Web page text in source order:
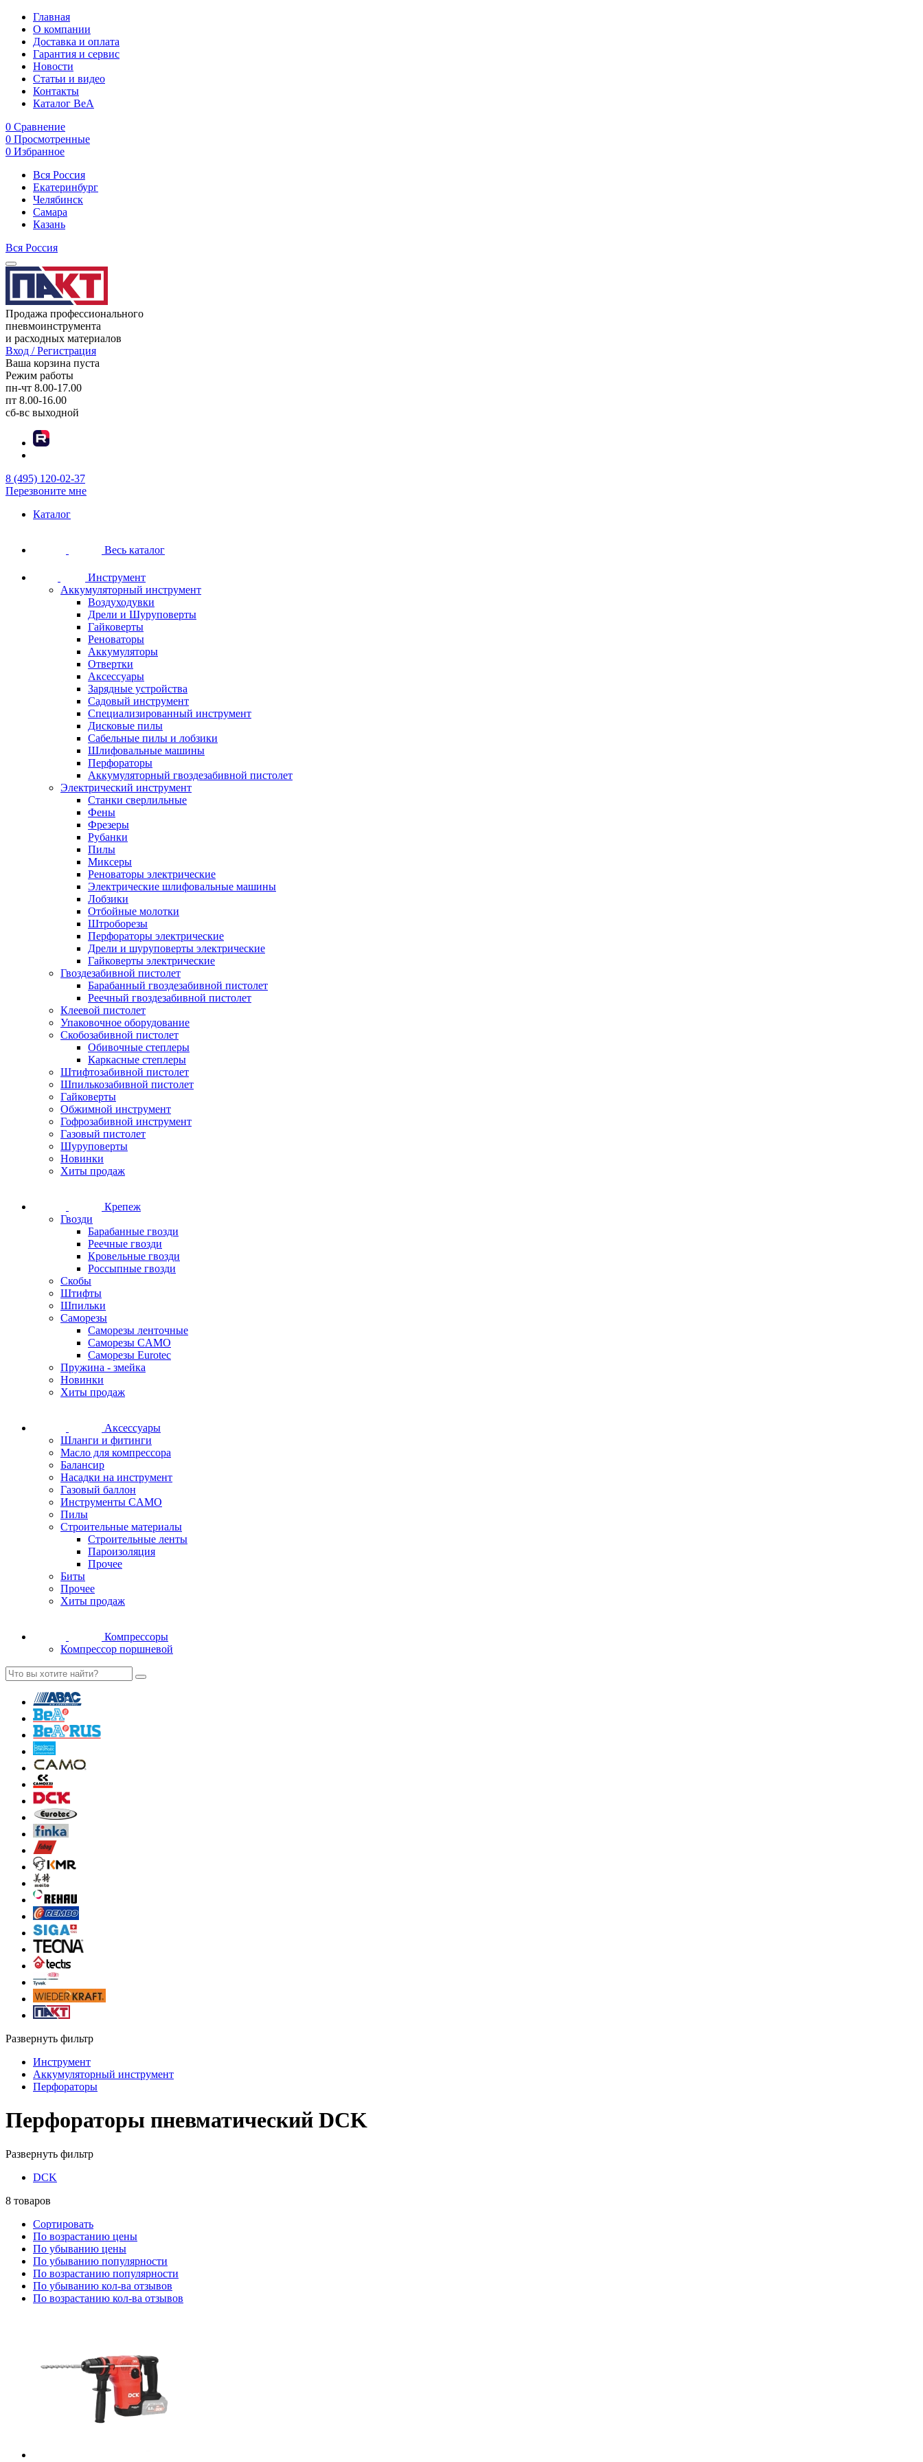
Главная
О компании
Доставка и оплата
Гарантия и сервис
Новости
Статьи и видео
Контакты
Каталог BeA
0 Сравнение
0 Просмотренные
0 Избранное
Вся Россия
Екатеринбург
Челябинск
Самара
Казань
Вся Россия
Продажа профессионального
пневмоинструмента
и расходных материалов
Вход / Регистрация
Ваша корзина пуста
Режим работы
пн-чт 8.00-17.00
пт 8.00-16.00
сб-вс выходной
8 (495) 120-02-37
Перезвоните мне
Каталог
Весь каталог
Инструмент
Аккумуляторный инструмент
Воздуходувки
Дрели и Шуруповерты
Гайковерты
Реноваторы
Аккумуляторы
Отвертки
Аксессуары
Зарядные устройства
Садовый инструмент
Специализированный инструмент
Дисковые пилы
Сабельные пилы и лобзики
Шлифовальные машины
Перфораторы
Аккумуляторный гвоздезабивной пистолет
Электрический инструмент
Станки сверлильные
Фены
Фрезеры
Рубанки
Пилы
Миксеры
Реноваторы электрические
Электрические шлифовальные машины
Лобзики
Отбойные молотки
Штроборезы
Перфораторы электрические
Дрели и шуруповерты электрические
Гайковерты электрические
Гвоздезабивной пистолет
Барабанный гвоздезабивной пистолет
Реечный гвоздезабивной пистолет
Клеевой пистолет
Упаковочное оборудование
Скобозабивной пистолет
Обивочные степлеры
Каркасные степлеры
Штифтозабивной пистолет
Шпилькозабивной пистолет
Гайковерты
Обжимной инструмент
Гофрозабивной инструмент
Газовый пистолет
Шуруповерты
Новинки
Хиты продаж
Крепеж
Гвозди
Барабанные гвозди
Реечные гвозди
Кровельные гвозди
Россыпные гвозди
Скобы
Штифты
Шпильки
Саморезы
Саморезы ленточные
Саморезы CAMO
Саморезы Eurotec
Пружина - змейка
Новинки
Хиты продаж
Аксессуары
Шланги и фитинги
Масло для компрессора
Балансир
Насадки на инструмент
Газовый баллон
Инструменты CAMO
Пилы
Строительные материалы
Строительные ленты
Пароизоляция
Прочее
Биты
Прочее
Хиты продаж
Компрессоры
Компрессор поршневой
Развернуть фильтр
Инструмент
Аккумуляторный инструмент
Перфораторы
Перфораторы пневматический DCK
Развернуть фильтр
DCK
8 товаров
Сортировать
По возрастанию цены
По убыванию цены
По убыванию популярности
По возрастанию популярности
По убыванию кол-ва отзывов
По возрастанию кол-ва отзывов